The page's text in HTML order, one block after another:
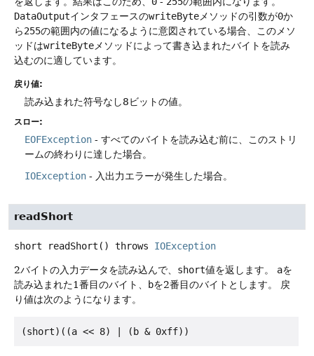
DataOutputインタフェースのwriteByteメソッドの引数が0か
ら255の範囲内の値になるように意図されている場合、このメソ
ッドはwriteByteメソッドによって書き込まれたバイトを読み
込むのに適しています。
戻り値:
読み込まれた符号なし8ビットの値。
スロー:
EOFException - すべてのバイトを読み込む前に、このストリ
ームの終わりに達した場合。
IOException - 入出力エラーが発生した場合。
readShort
short readShort () throws IOException
2バイトの入力データを読み込んで、 short値を返します。 aを
読み込まれた1番目のバイト、
bを2番目のバイトとします。
戻
り値は次のようになります。